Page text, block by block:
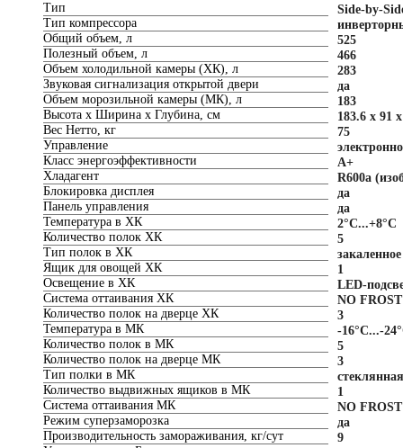
Тип
Side-by-
Тип компрессора
Общий объем, л
525
Полезный объем, л
466
Объем холодильной камеры (ХК), л
283
Звуковая сигнализация открытой двери
да
Объем морозильной камеры (МК), л
183
Высота х Ширина х Глубина, см
183.6 х 91
Вес Нетто, кг
75
Управление
Класс энергоэффективности
A+
Хладагент
R600a
Блокировка дисплея
да
Панель управления
да
Температура в ХК
2°С...+8°С
Количество полок ХК
5
Тип полок в ХК
Ящик для овощей ХК
1
Освещение в ХК
LED-
Система оттаивания ХК
NO FROST
Количество полок на дверце ХК
3
Температура в МК
-16°С...-
Количество полок в МК
5
Количество полок на дверце МК
3
Тип полки в МК
стеклянная
Количество выдвижных ящиков в МК
1
Система оттаивания МК
NO FROST
Режим суперзаморозка
да
Производительность замораживания, кг/сут
9